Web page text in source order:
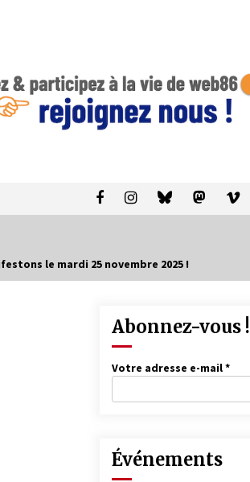
le mardi 25 novembre 2025 !
Abonnez-vous !
Votre adresse e-mail*
Événements